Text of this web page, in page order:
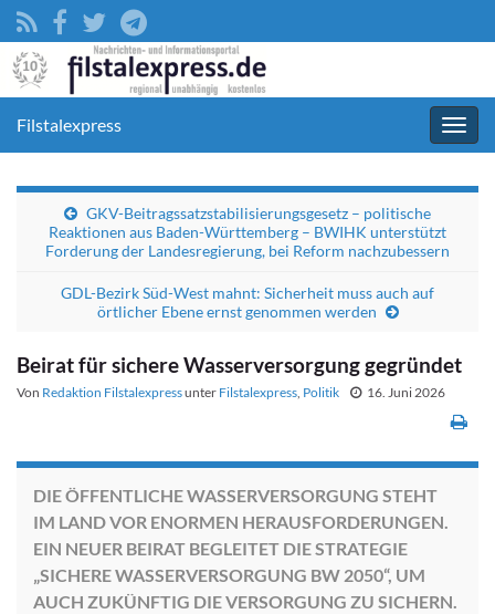
Filstalexpress
GKV-Beitragssatzstabilisierungsgesetz – politische
Reaktionen aus Baden-Württemberg – BWIHK unterstützt
Forderung der Landesregierung, bei Reform nachzubessern
GDL-Bezirk Süd-West mahnt: Sicherheit muss auch auf
örtlicher Ebene ernst genommen werden
Beirat für sichere Wasserversorgung gegründet
Von Redaktion Filstalexpressunter Filstalexpress, Politik 16. Juni 2026
DIE ÖFFENTLICHE WASSERVERSORGUNG STEHT
IM LAND VOR ENORMEN HERAUSFORDERUNGEN.
EIN NEUER BEIRAT BEGLEITET DIE STRATEGIE
„SICHERE WASSERVERSORGUNG BW 2050“, UM
AUCH ZUKÜNFTIG DIE VERSORGUNG ZU SICHERN.